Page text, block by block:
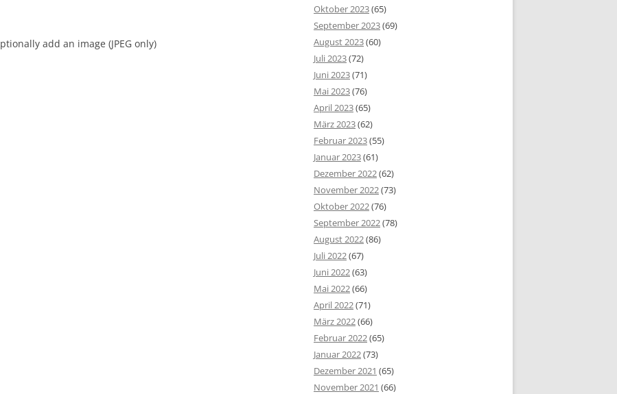
add an image (JPEG only)
Oktober 2023(65)
September 2023(69)
August 2023(60)
Juli 2023(72)
Juni 2023(71)
Mai 2023(76)
April 2023(65)
März 2023(62)
Februar 2023(55)
Januar 2023(61)
Dezember 2022(62)
November 2022(73)
Oktober 2022(76)
September 2022(78)
August 2022(86)
Juli 2022(67)
Juni 2022(63)
Mai 2022(66)
April 2022(71)
März 2022(66)
Februar 2022(65)
Januar 2022(73)
Dezember 2021 (65)
November 2021 (66)